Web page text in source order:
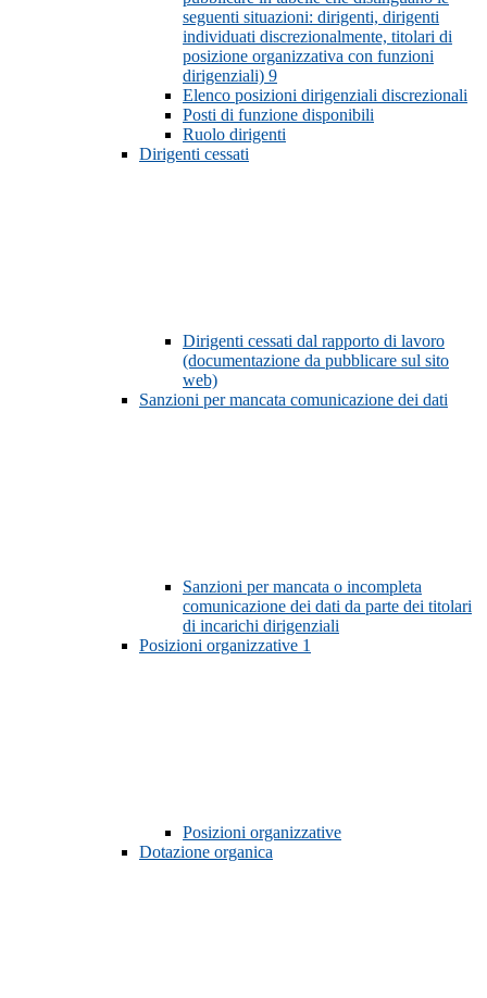
seguenti situazioni: dirigenti, dirigenti
individuati discrezionalmente, titolari di
posizione organizzativa con funzioni
dirigenziali) 9
Elenco posizioni dirigenziali discrezionali
Posti di funzione disponibili
Ruolo dirigenti
Dirigenti cessati
Dirigenti cessati dal rapporto di lavoro
(documentazione da pubblicare sul sito
web)
Sanzioni per mancata comunicazione dei dati
Sanzioni per mancata o incompleta
comunicazione dei dati da parte dei titolari
di incarichi dirigenziali
Posizioni organizzative 1
Posizioni organizzative
Dotazione organica